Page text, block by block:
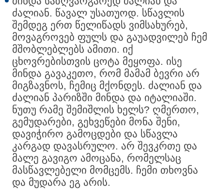
ძალიან. წავალ უსათუოდ. სწავლის
შემდეგ ერთ წელიწადს ვიმსახურებ,
მოვაგროვებ ფულს და გაუადვილებ ჩემ
მშობლებლებს ამითი. იქ
ცხოვრებისთვის ცოტა მეყოფა. ისე
მინდა გავაკეთო, რომ მამამ ბევრი არ
მიგზავნოს, ჩემიც მქონდეს. ძალიან და
ძალიან პარიზში მინდა და იტალიაში.
ნუთუ რამე შემიშლის ხელს? ღმერთო,
გემუდარები, გეხვეწები მონა შენი,
დავიჭირო გამოცდები და სწავლა
კარგად დავასრულო. არ შევკრთე და
მალე გავიგო ამოცანა, რომელსაც
მასწავლებელი მომცემს. ჩემი თხოვნა
და მუდარა ეგ არის.